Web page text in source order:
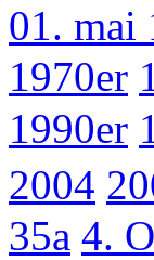
01. mai
1970er
1990er
2004
35a 4.